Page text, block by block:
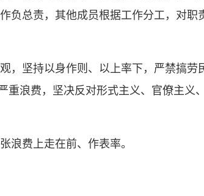
负总责，其他成员根据工作分工，对职
，坚持以身作则、以上率下，严禁搞劳
重浪费，坚决反对形式主义、官僚主义、
浪费上走在前、作表率。